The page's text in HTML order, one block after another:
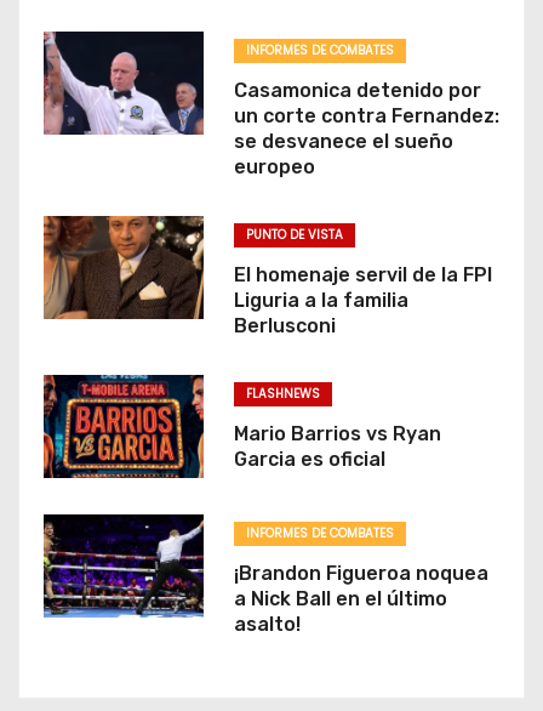
INFORMES DE COMBATES
Casamonica detenido por
un corte contra Fernandez:
se desvanece el sueño
europeo
PUNTO DE VISTA
El homenaje servil de la FPI
Liguria a la familia
Berlusconi
FLASHNEWS
Mario Barrios vs Ryan
Garcia es oficial
INFORMES DE COMBATES
¡Brandon Figueroa noquea
a Nick Ball en el último
asalto!